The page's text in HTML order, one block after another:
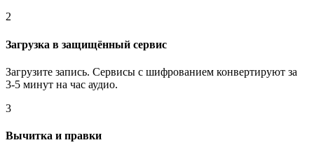
2
Загрузка в защищённый сервис
Загрузите запись. Сервисы с шифрованием конвертируют за
3-5 минут на час аудио.
3
Вычитка и правки